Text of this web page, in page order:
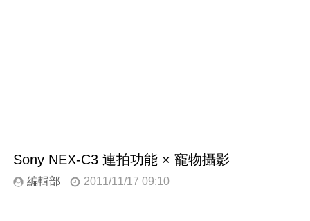
Sony NEX-C3 連拍功能 × 寵物攝影
編輯部 2011/11/17 09:10